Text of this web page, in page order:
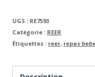
UGS : RE7593
Catégorie : REER
Étiquettes : reer, repas